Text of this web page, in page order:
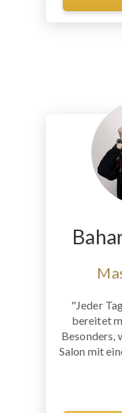
"Jeder
bereitet
Besonders,
Salon mit